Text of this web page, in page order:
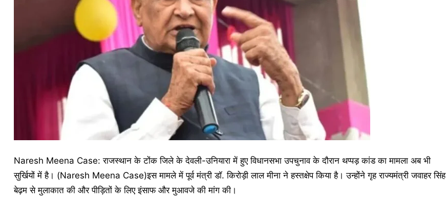
Naresh Meena Case: राजस्थान के टोंक जिले के देवली-उनियारा में हुए विधानसभा उपचुनाव के दौरान थप्पड़ कांड का मामला अब भी
सुर्खियों में है। (Naresh Meena Case)इस मामले में पूर्व मंत्री डॉ. किरोड़ी लाल मीना ने हस्तक्षेप किया है। उन्होंने गृह राज्यमंत्री जवाहर सिंह
बेढ़म से मुलाकात की और पीड़ितों के लिए इंसाफ और मुआवजे की मांग की।